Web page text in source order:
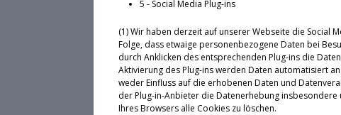
5 - Social Media Plug-ins
(1) Wir haben derzeit auf unserer Webseite die Social
Folge, dass etwaige personenbezogene Daten bei
durch Anklicken des entsprechenden Plug-ins die
Aktivierung des Plug-ins werden Daten automatisiert
weder Einfluss auf die erhobenen Daten und
der Plug-in-Anbieter die Datenerhebung
Ihres Browsers alle Cookies zu löschen.